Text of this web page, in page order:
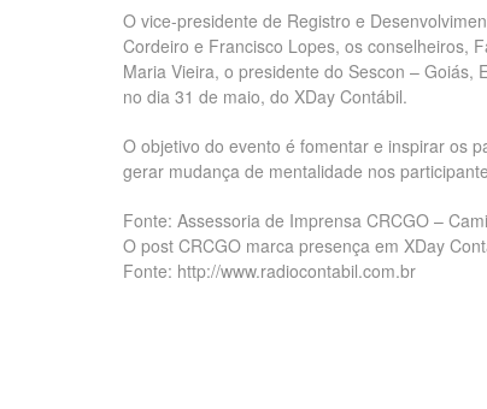
O vice-presidente de Registro e
Cordeiro e Francisco Lopes, os conselheiros,
Maria Vieira, o presidente do Sescon – Goiás,
no dia 31 de maio, do XDay Contábil.
O objetivo do evento é fomentar e inspirar os
gerar mudança de mentalidade nos
Fonte: Assessoria de Imprensa CRCGO –
O post CRCGO marca presença em XDay
Fonte: http://www.radiocontabil.com.br